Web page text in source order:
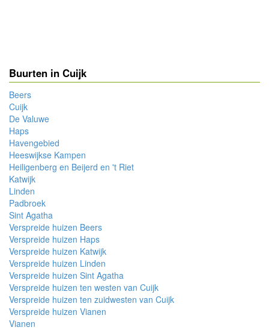
Buurten in Cuijk
Beers
Cuijk
De Valuwe
Haps
Havengebied
Heeswijkse Kampen
Heiligenberg en Beijerd en 't Riet
Katwijk
Linden
Padbroek
Sint Agatha
Verspreide huizen Beers
Verspreide huizen Haps
Verspreide huizen Katwijk
Verspreide huizen Linden
Verspreide huizen Sint Agatha
Verspreide huizen ten westen van Cuijk
Verspreide huizen ten zuidwesten van Cuijk
Verspreide huizen Vianen
Vianen